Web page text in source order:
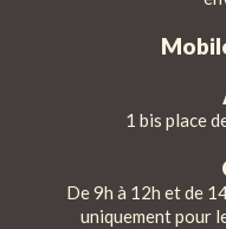
1 bis place
De 9h à 12h et de
uniquement pour